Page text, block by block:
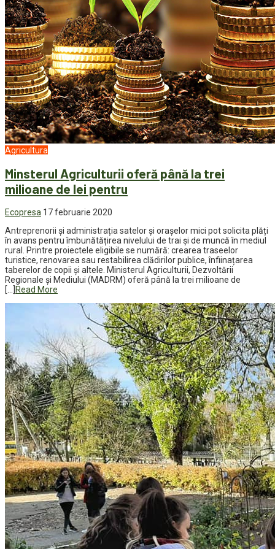
Agricultura
Minsterul Agriculturii oferă până la trei
milioane de lei pentru
Ecopresa 17 februarie 2020
Antreprenorii și administrația satelor și orașelor mici pot solicita plăți
în avans pentru îmbunătățirea nivelului de trai și de muncă în mediul
rural. Printre proiectele eligibile se numără: crearea traseelor
turistice, renovarea sau restabilirea clădirilor publice, înfiinațarea
taberelor de copii și altele. Ministerul Agriculturii, Dezvoltării
Regionale și Mediului (MADRM) oferă până la trei milioane de
[…]
Read More